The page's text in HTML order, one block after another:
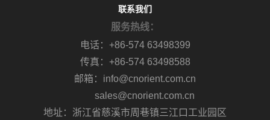
联系我们
服务热线：
电话：+86-574 63498399
传真：+86-574 63498588
邮箱：info@cnorient.com.cn
sales@cnorient.com.cn
地址：浙江省慈溪市周巷镇三江口工业园区